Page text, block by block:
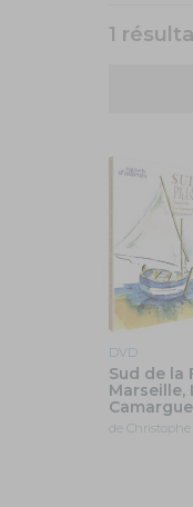
1
DVD
Sud de la
Marseille,
de